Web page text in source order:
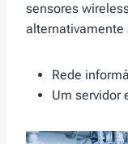
sensores
alternativamente
Rede
Um servidor